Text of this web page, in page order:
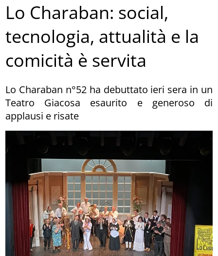
Lo Charaban: social,
tecnologia, attualità e la
comicità è servita
Lo Charaban n°52 ha debuttato ieri sera in un
Teatro Giacosa esaurito e generoso di
applausi e risate